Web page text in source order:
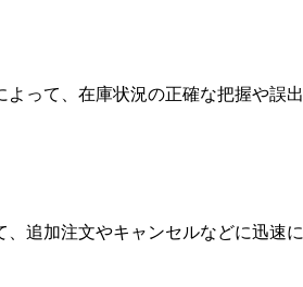
って、在庫状況の正確な把握や誤出
追加注文やキャンセルなどに迅速に